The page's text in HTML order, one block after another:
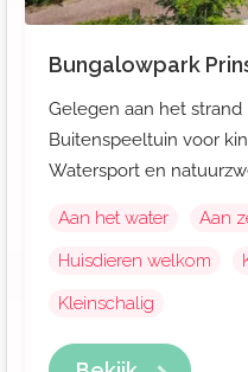
Bungalowpark
Gelegen aan het strand
Buitenspeeltuin voor
Watersport en
Aan het water Aan
Huisdieren welkom
Kleinschalig